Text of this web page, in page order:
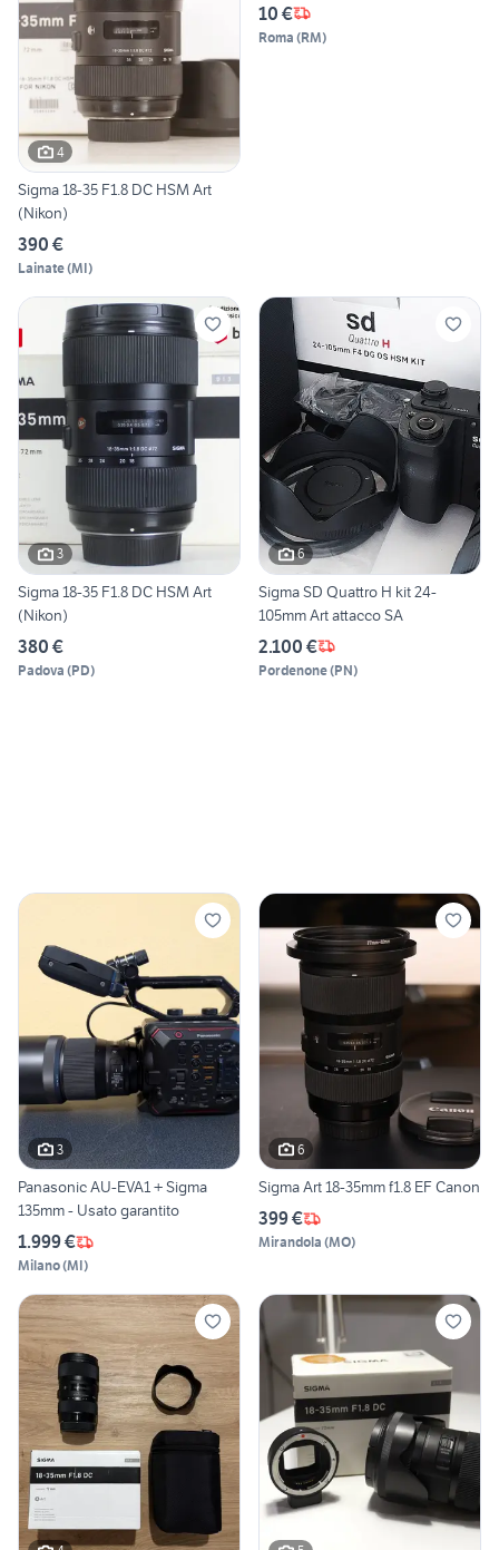
4
Sigma 18-35 F1.8 DC HSM Art
(Nikon)
390 €
Lainate(MI)
10 €
Roma (RM)
3
Sigma 18-35 F1.8 DC HSM Art
(Nikon)
380 €
Padova (PD)
6
Sigma SD Quattro H kit 24-
105mm Art attacco SA
2.100 €
Pordenone(PN)
3
Panasonic AU-EVA1 + Sigma
135mm - Usato garantito
1.999 €
Milano(MI)
6
Sigma Art 18-35mm f1.8 EF Canon
399 €
Mirandola (MO)